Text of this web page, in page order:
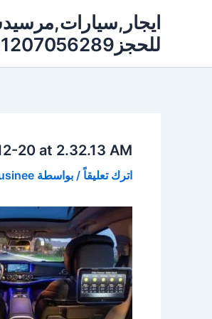
للحجز01207056289
20 at 2.32.13 AM
اترك تعليقاً / بواسطة